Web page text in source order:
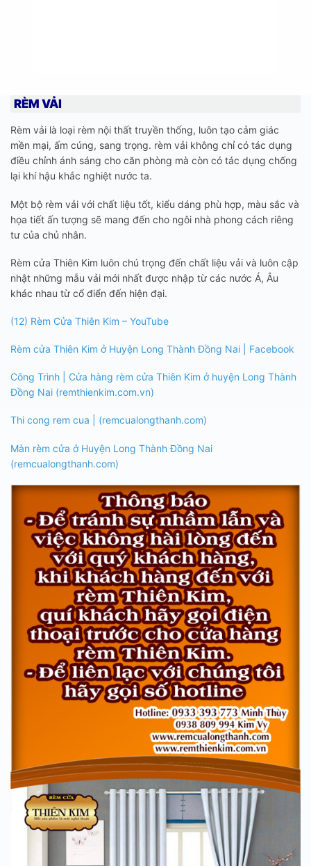
RÈM VẢI
Rèm vải là loại rèm nội thất truyền thống, luôn tạo cảm giác
mền mại, ấm cúng, sang trọng. rèm vải không chỉ có tác dụng
điều chỉnh ánh sáng cho căn phòng mà còn có tác dụng chống
lại khí hậu khắc nghiệt nước ta.
Một bộ rèm vải với chất liệu tốt, kiểu dáng phù hợp, màu sắc và
họa tiết ấn tượng sẽ mang đến cho ngôi nhà phong cách riêng
tư của chủ nhân.
Rèm cửa Thiên Kim luôn chú trọng đến chất liệu vải và luôn cập
nhật những mẫu vải mới nhất được nhập từ các nước Á, Âu
khác nhau từ cổ điển đến hiện đại.
(12) Rèm Cửa Thiên Kim – YouTube
Rèm cửa Thiên Kim ở Huyện Long Thành Đồng Nai | Facebook
Công Trình | Cửa hàng rèm cửa Thiên Kim ở huyện Long Thành
Đồng Nai (remthienkim.com.vn)
Thi cong rem cua | (remcualongthanh.com)
Màn rèm cửa ở Huyện Long Thành Đồng Nai
(remcualongthanh.com)